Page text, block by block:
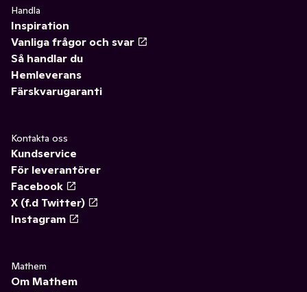
Handla
Inspiration
Vanliga frågor och svar
Så handlar du
Hemleverans
Färskvarugaranti
Kontakta oss
Kundservice
För leverantörer
Facebook
X (f.d Twitter)
Instagram
Mathem
Om Mathem